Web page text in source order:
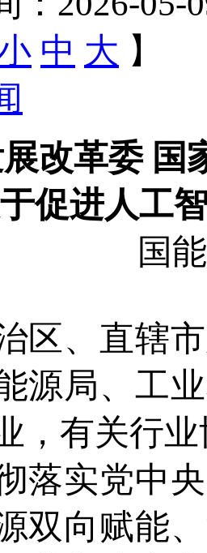
中 大 】
展改革委 国
促进人工
国
区、直辖
源局、工
，有关行
实党中央
双向赋能